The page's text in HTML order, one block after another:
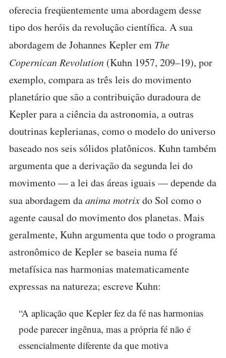
oferecia freqüentemente uma abordagem desse
tipo dos heróis da revolução científica. A sua
abordagem de Johannes Kepler em The
Copernican Revolution (Kuhn 1957, 209–19), por
exemplo, compara as três leis do movimento
planetário que são a contribuição duradoura de
Kepler para a ciência da astronomia, a outras
doutrinas keplerianas, como o modelo do universo
baseado nos seis sólidos platônicos. Kuhn também
argumenta que a derivação da segunda lei do
movimento — a lei das áreas iguais — depende da
sua abordagem daanima motrixdo Sol como o
agente causal do movimento dos planetas. Mais
geralmente, Kuhn argumenta que todo o programa
astronômico de Kepler se baseia numa fé
metafísica nas harmonias matematicamente
expressas na natureza; escreve Kuhn:
“A aplicação que Kepler fez da fé nas harmonias
pode parecer ingênua, mas a própria fé não é
essencialmente diferente da que motiva